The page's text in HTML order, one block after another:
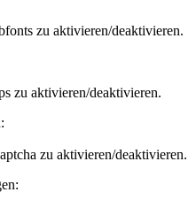
zu aktivieren/deaktivieren.
zu aktivieren/deaktivieren.
zu aktivieren/deaktivieren.